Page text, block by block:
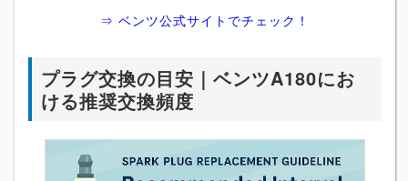
⇒ ベンツ公式サイトでチェック！
プラグ交換の目安｜ベンツA180にお
ける推奨交換頻度